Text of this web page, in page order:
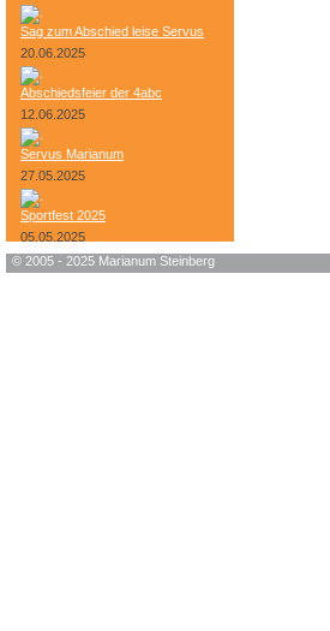
Sag zum Abschied leise Servus
20.06.2025
Abschiedsfeier der 4abc
12.06.2025
Servus Marianum
27.05.2025
Sportfest 2025
05.05.2025
Bundesheer-Tag
© 2005 - 2025 Marianum Steinberg